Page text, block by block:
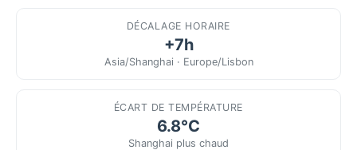
DÉCALAGE HORAIRE
+7h
Asia/Shanghai · Europe/Lisbon
ÉCART DE TEMPÉRATURE
6.8°C
Shanghai plus chaud